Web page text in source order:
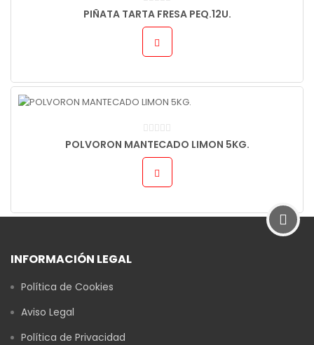
PIÑATA TARTA FRESA PEQ.12U.
POLVORON MANTECADO LIMON 5KG.
INFORMACIÓN LEGAL
Política de Cookies
Aviso Legal
Política de Privacidad